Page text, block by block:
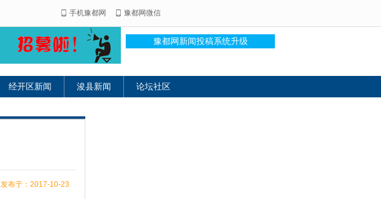
手机豫都网 豫都网微信
豫都网新闻投稿系统升级
经开区新闻 浚县新闻 论坛社区
发布于：2017-10-23